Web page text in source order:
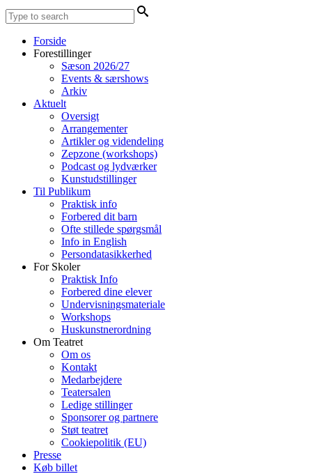
Forside
Forestillinger
Sæson 2026/27
Events & særshows
Arkiv
Aktuelt
Oversigt
Arrangementer
Artikler og videndeling
Zepzone (workshops)
Podcast og lydværker
Kunstudstillinger
Til Publikum
Praktisk info
Forbered dit barn
Ofte stillede spørgsmål
Info in English
Persondatasikkerhed
For Skoler
Praktisk Info
Forbered dine elever
Undervisningsmateriale
Workshops
Huskunstnerordning
Om Teatret
Om os
Kontakt
Medarbejdere
Teatersalen
Ledige stillinger
Sponsorer og partnere
Støt teatret
Cookiepolitik (EU)
Presse
Køb billet